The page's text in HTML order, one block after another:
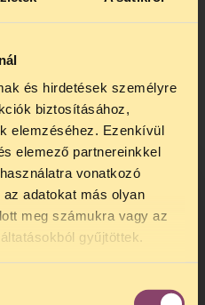
és hirdetések személyre
biztosításához,
elemzéséhez. Ezenkívül
elemező partnereinkkel
vonatkozó
adatokat más olyan
meg számukra vagy az
gyűjtöttek.
hogy a
azt az
egy gyűlés békés
sérti meg
valamint kifejezetten
vezető számára
súlyosan
kizárja [4. § (3)
megtartása
ok, a megtiltott